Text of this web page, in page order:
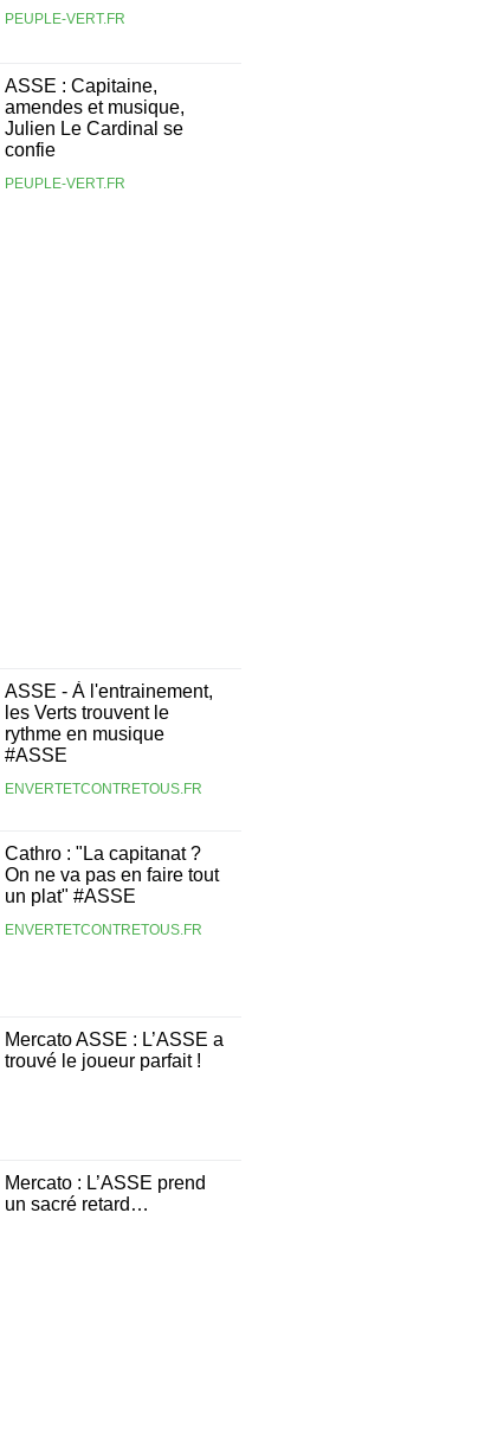
PEUPLE-VERT.FR
ASSE : Capitaine,
amendes et musique,
Julien Le Cardinal se
confie
PEUPLE-VERT.FR
ASSE - À l'entrainement,
les Verts trouvent le
rythme en musique
#ASSE
ENVERTETCONTRETOUS.FR
Cathro : "La capitanat ?
On ne va pas en faire tout
un plat" #ASSE
ENVERTETCONTRETOUS.FR
Mercato ASSE : L’ASSE a
trouvé le joueur parfait !
Mercato : L’ASSE prend
un sacré retard…